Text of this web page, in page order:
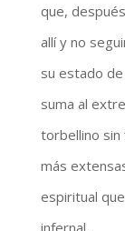
que,
allí y no
su estado
suma al
torbellino sin
más
espiritual